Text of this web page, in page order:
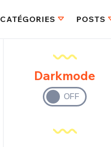
CATÉGORIES POSTS
Darkmode